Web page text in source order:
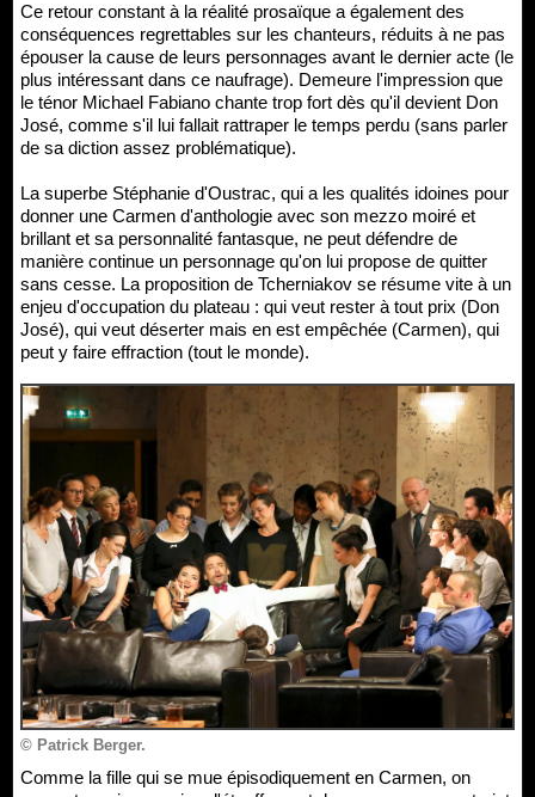
Ce retour constant à la réalité prosaïque a également des
conséquences regrettables sur les chanteurs, réduits à ne pas
épouser la cause de leurs personnages avant le dernier acte (le
plus intéressant dans ce naufrage). Demeure l'impression que
le ténor Michael Fabiano chante trop fort dès qu'il devient Don
José, comme s'il lui fallait rattraper le temps perdu (sans parler
de sa diction assez problématique).
La superbe Stéphanie d'Oustrac, qui a les qualités idoines pour
donner une Carmen d'anthologie avec son mezzo moiré et
brillant et sa personnalité fantasque, ne peut défendre de
manière continue un personnage qu'on lui propose de quitter
sans cesse. La proposition de Tcherniakov se résume vite à un
enjeu d'occupation du plateau : qui veut rester à tout prix (Don
José), qui veut déserter mais en est empêchée (Carmen), qui
peut y faire effraction (tout le monde).
© Patrick Berger.
Comme la fille qui se mue épisodiquement en Carmen, on